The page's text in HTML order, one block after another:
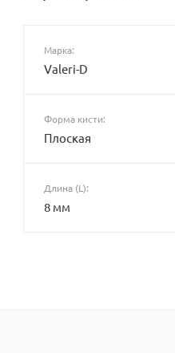
Марка:
Valeri-D
Форма кисти:
Плоская
Длина (L):
8 мм